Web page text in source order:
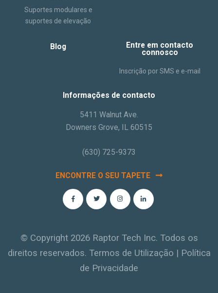
Suportes modulares e
suportes de elevação
Blog Entre em contacto
connosco
Inscrição por SMS e e-mail
Informações de contacto
5411 Walnut Ave.
Downers Grove, IL 60515
(630) 725-9373
ENCONTRE O SEU TAPETE
© Copyright 2026 Raptor Tech Inc. Todos os
direitos reservados. Termos de Utilização | Política
de Privacidade